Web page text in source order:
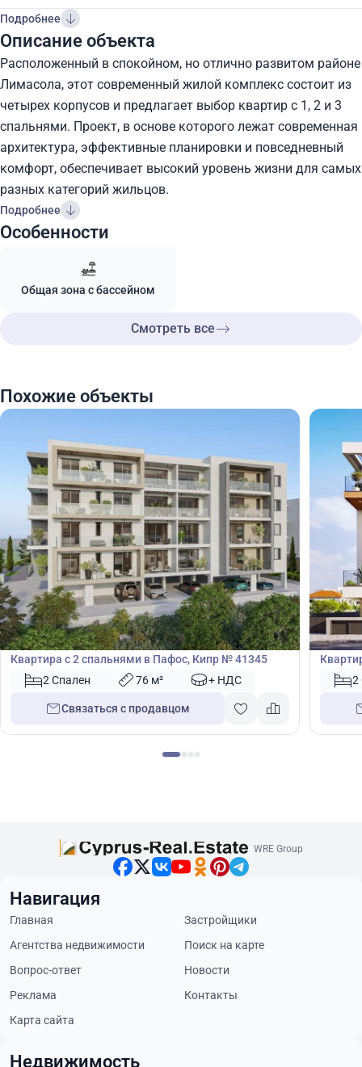
Подробнее
Описание объекта
Расположенный в спокойном, но отлично развитом районе
Лимасола, этот современный жилой комплекс состоит из
четырех корпусов и предлагает выбор квартир с 1, 2 и 3
спальнями. Проект, в основе которого лежат современная
архитектура, эффективные планировки и повседневный
комфорт, обеспечивает высокий уровень жизни для самых
разных категорий жильцов.
Подробнее
Особенности
Общая зона с бассейном
Смотреть все
Похожие объекты
€375 000
Квартира
Квартира с 2 спальнями в Пафос, Кипр № 41345
2 Спален
76 м² + НДС
Связаться с продавцом
€375
2
WRE Group
Навигация
Главная
Застройщики
Агентства недвижимости
Поиск на карте
Вопрос-ответ
Новости
Реклама
Контакты
Карта сайта
Недвижимость